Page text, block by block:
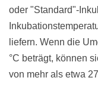
oder "Standard"-
liefern. Wenn die
°C beträgt, können
von mehr als etwa